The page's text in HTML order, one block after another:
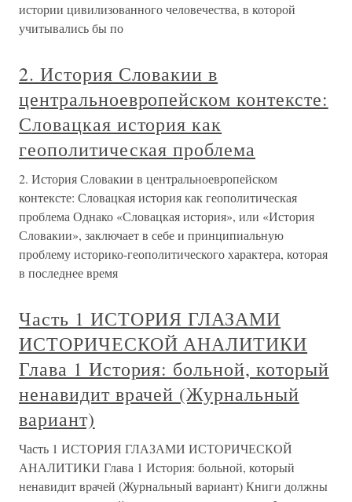
истории цивилизованного человечества, в которой
учитывались бы по
2. История Словакии в
центральноевропейском контексте:
Словацкая история как
геополитическая проблема
2. История Словакии в центральноевропейском
контексте: Словацкая история как геополитическая
проблема Однако «Словацкая история», или «История
Словакии», заключает в себе и принципиальную
проблему историко-геополитического характера, которая
в последнее время
Часть 1 ИСТОРИЯ ГЛАЗАМИ
ИСТОРИЧЕСКОЙ АНАЛИТИКИ
Глава 1 История: больной, который
ненавидит врачей (Журнальный
вариант)
Часть 1 ИСТОРИЯ ГЛАЗАМИ ИСТОРИЧЕСКОЙ
АНАЛИТИКИ Глава 1 История: больной, который
ненавидит врачей (Журнальный вариант) Книги должны